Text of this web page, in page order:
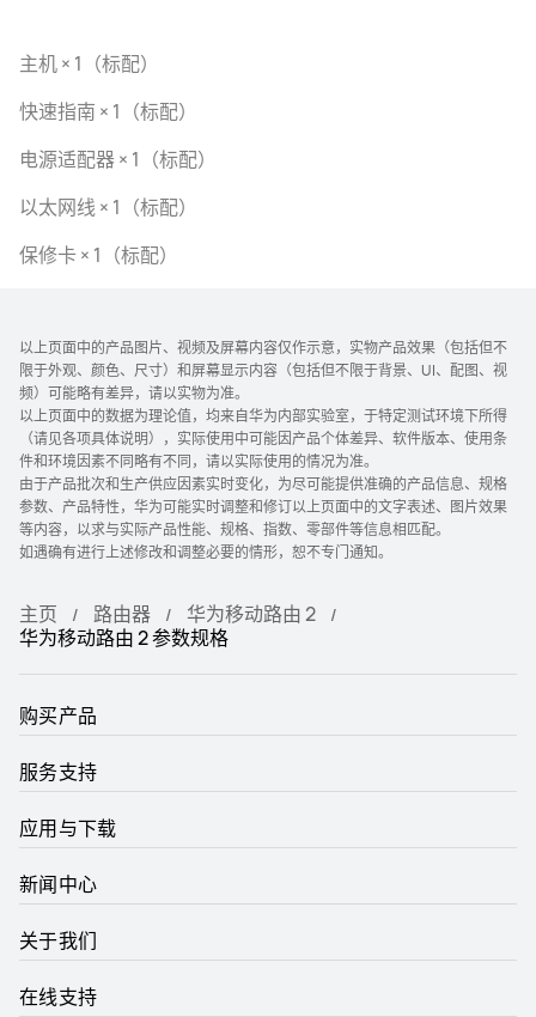
主机 × 1（标配）
快速指南 × 1（标配）
电源适配器 × 1（标配）
以太网线 × 1（标配）
保修卡 × 1（标配）
以上页面中的产品图片、视频及屏幕内容仅作示意，实物产品效果（包括但不
限于外观、颜色、尺寸）和屏幕显示内容（包括但不限于背景、UI、配图、视
频）可能略有差异，请以实物为准。
以上页面中的数据为理论值，均来自华为内部实验室，于特定测试环境下所得
（请见各项具体说明），实际使用中可能因产品个体差异、软件版本、使用条
件和环境因素不同略有不同，请以实际使用的情况为准。
由于产品批次和生产供应因素实时变化，为尽可能提供准确的产品信息、规格
参数、产品特性，华为可能实时调整和修订以上页面中的文字表述、图片效果
等内容，以求与实际产品性能、规格、指数、零部件等信息相匹配。
如遇确有进行上述修改和调整必要的情形，恕不专门通知。
主页 路由器
华为移动路由 2
华为移动路由 2 参数规格
购买产品
服务支持
应用与下载
新闻中心
关于我们
在线支持